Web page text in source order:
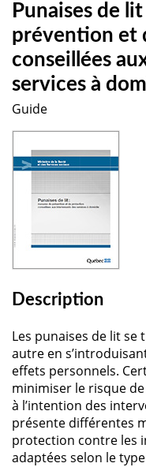
Punaises de
prévention et
conseillées
services à
Guide
Description
Les punaises de lit
autre en
effets personnels.
minimiser le risque
à l’intention des
présente différentes
protection contre les
adaptées selon le